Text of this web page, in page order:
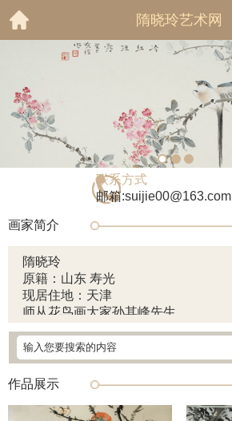
隋晓玲艺术网
联系方式
邮箱:suijie00@163.com
画家简介
隋晓玲
原籍：山东 寿光
现居住地：天津
师从花鸟画大家孙其峰先生
天津美术家协会会员
作品展示